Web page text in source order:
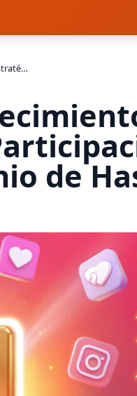
Desbloquea el Crecimiento en Instagram con Participación Estratégica y Dominio de Hashtags
de